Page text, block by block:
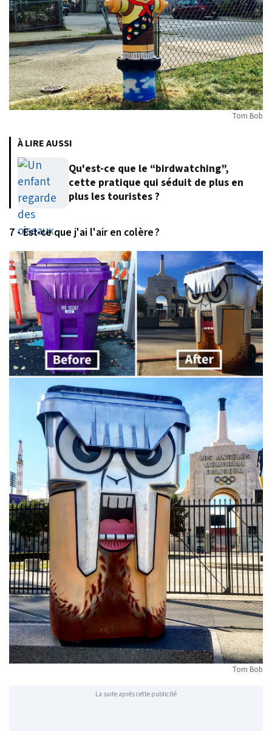
Tom Bob
À LIRE AUSSI
Qu'est-ce que le “birdwatching”,
cette pratique qui séduit de plus en
plus les touristes ?
7 - Est-ce que j'ai l'air en colère ?
Tom Bob
La suite après cette publicité